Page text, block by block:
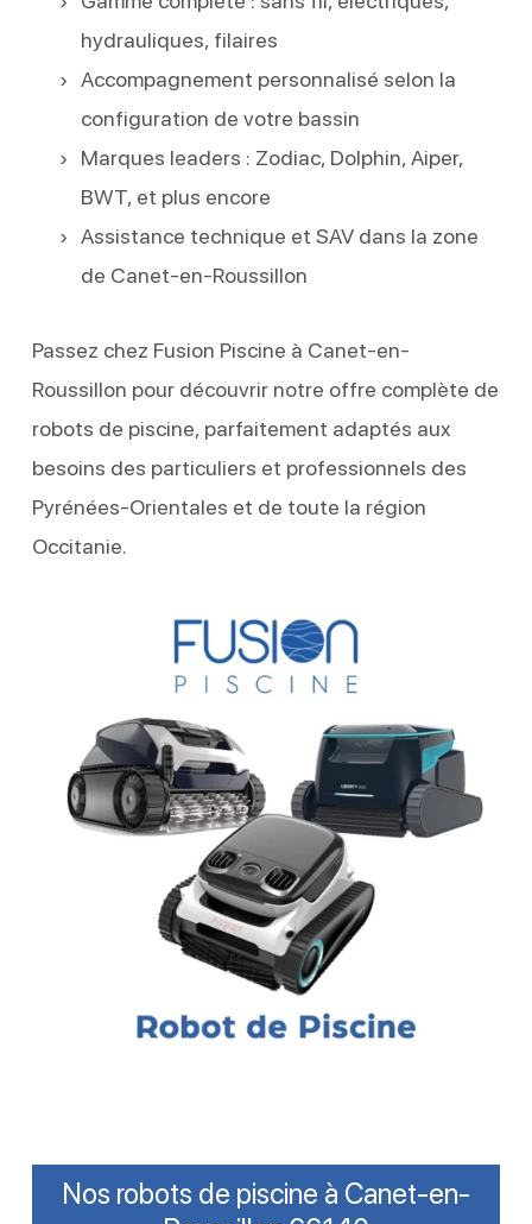
hydrauliques, filaires
Accompagnement personnalisé selon la
configuration de votre bassin
Marques leaders : Zodiac, Dolphin, Aiper,
BWT, et plus encore
Assistance technique et SAV dans la zone
de Canet-en-Roussillon
Passez chez Fusion Piscine à Canet-en-
Roussillon pour découvrir notre offre complète de
robots de piscine, parfaitement adaptés aux
besoins des particuliers et professionnels des
Pyrénées-Orientales et de toute la région
Occitanie.
Nos robots de piscine à Canet-en-